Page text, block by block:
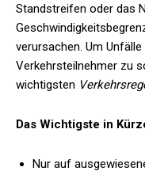
Standstreifen oder das
verursachen. Um
Verkehrsteilnehmer zu
wichtigsten
Das Wichtigste in
Nur auf